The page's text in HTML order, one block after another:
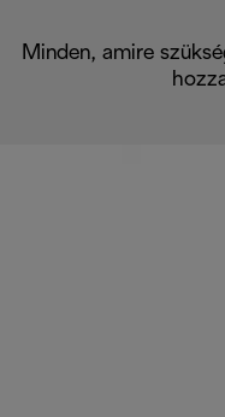
Minden, amire